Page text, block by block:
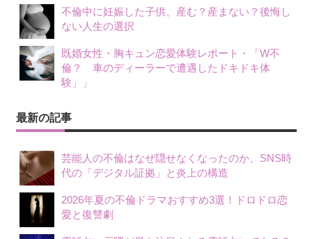
不倫中に妊娠した子供、産む？産まない？後悔し
ない人生の選択
既婚女性・胸キュン恋愛体験レポート・「W不
倫？ 車のディーラーで遭遇したドキドキ体
験」」
最新の記事
芸能人の不倫はなぜ隠せなくなったのか、SNS時
代の「デジタル証拠」と炎上の構造
2026年夏の不倫ドラマおすすめ3選！ドロドロ恋
愛と復讐劇